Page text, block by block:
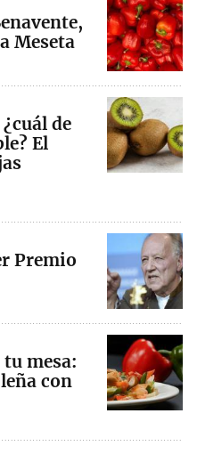
Meseta
de
El
Premio
mesa:
con